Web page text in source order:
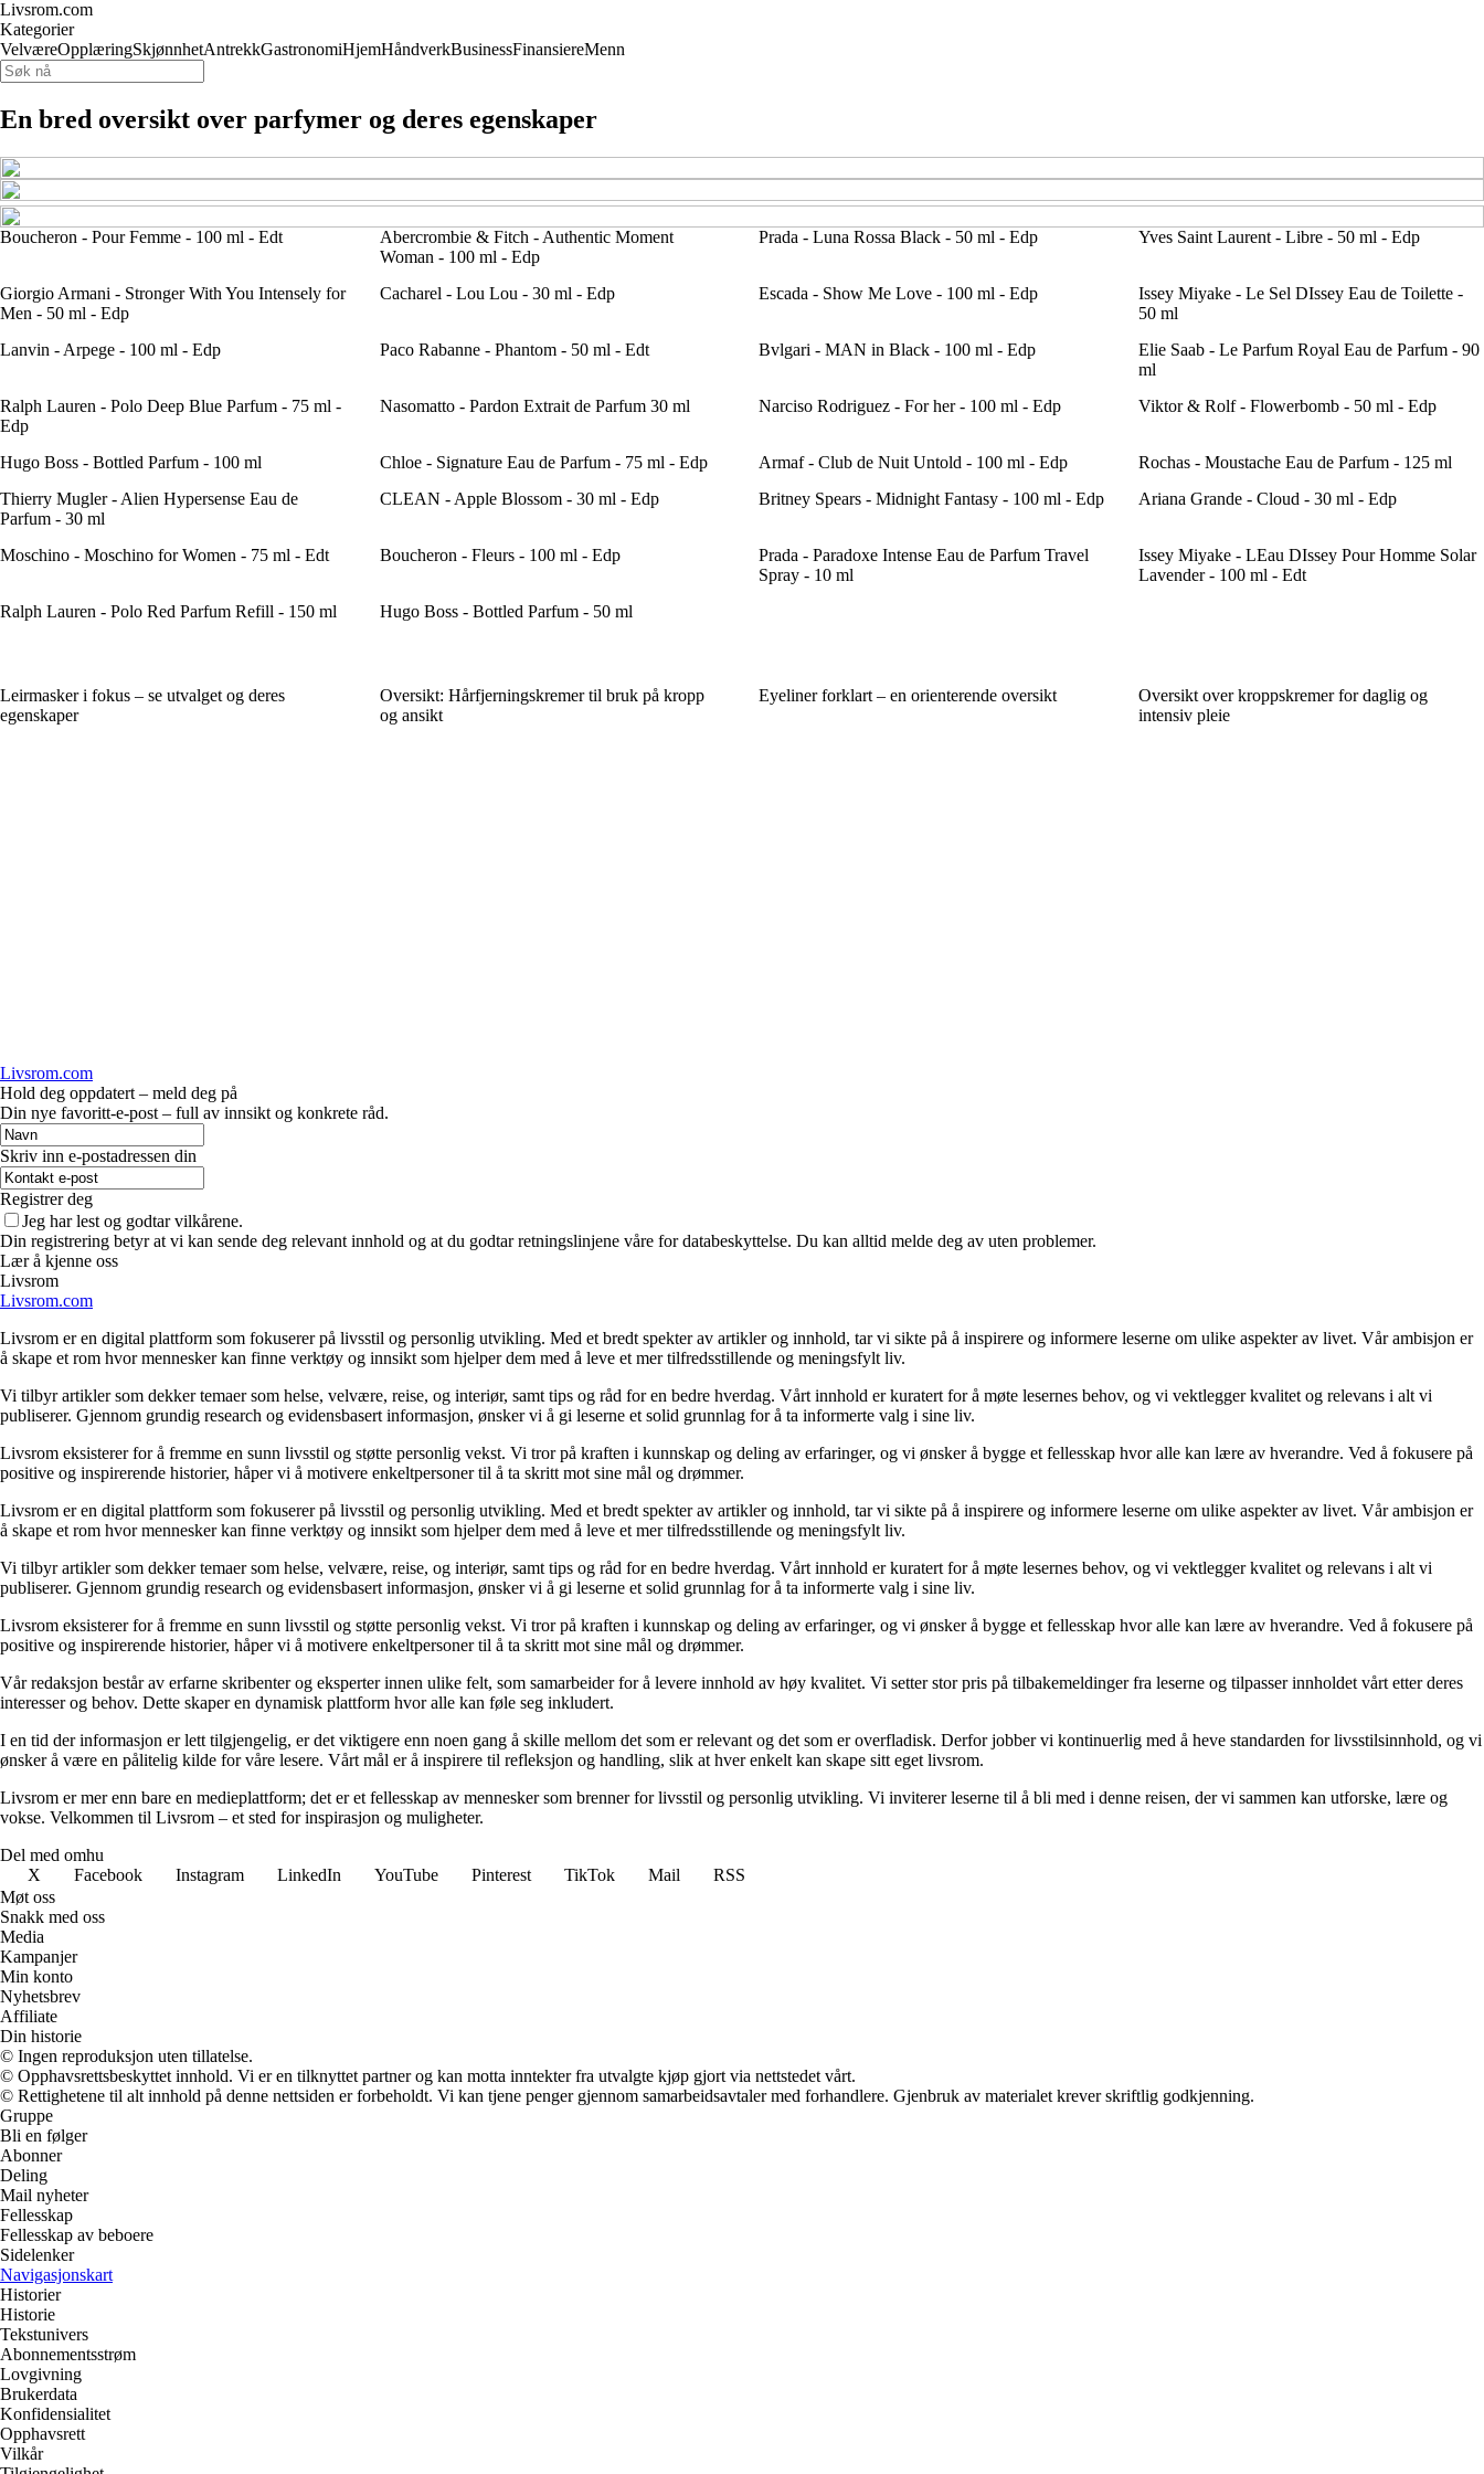
Livsrom.com
Kategorier
VelværeOpplæringSkjønnhetAntrekkGastronomiHjemHåndverkBusinessFinansiereMenn
En bred oversikt over parfymer og deres egenskaper
Boucheron - Pour Femme - 100 ml - Edt
Abercrombie & Fitch - Authentic Moment
Woman - 100 ml - Edp
Prada - Luna Rossa Black - 50 ml - Edp Yves Saint Laurent - Libre - 50 ml - Edp
Giorgio Armani - Stronger With You Intensely for
Men - 50 ml - Edp
Cacharel - Lou Lou - 30 ml - Edp Escada - Show Me Love - 100 ml - Edp
Issey Miyake - Le Sel DIssey Eau de Toilette -
50 ml
Lanvin - Arpege - 100 ml - Edp
Paco Rabanne - Phantom - 50 ml - Edt Bvlgari - MAN in Black - 100 ml - Edp
Elie Saab - Le Parfum Royal Eau de Parfum - 90
ml
Ralph Lauren - Polo Deep Blue Parfum - 75 ml -
Edp
Nasomatto - Pardon Extrait de Parfum 30 ml Narciso Rodriguez - For her - 100 ml - Edp Viktor & Rolf - Flowerbomb - 50 ml - Edp
Hugo Boss - Bottled Parfum - 100 ml Chloe - Signature Eau de Parfum - 75 ml - Edp Armaf - Club de Nuit Untold - 100 ml - Edp
Rochas - Moustache Eau de Parfum - 125 ml
Thierry Mugler - Alien Hypersense Eau de
Parfum - 30 ml
CLEAN - Apple Blossom - 30 ml - Edp Britney Spears - Midnight Fantasy - 100 ml - Edp Ariana Grande - Cloud - 30 ml - Edp
Moschino - Moschino for Women - 75 ml - Edt Boucheron - Fleurs - 100 ml - Edp
Prada - Paradoxe Intense Eau de Parfum Travel
Spray - 10 ml
Issey Miyake - LEau DIssey Pour Homme Solar
Lavender - 100 ml - Edt
Ralph Lauren - Polo Red Parfum Refill - 150 ml
Hugo Boss - Bottled Parfum - 50 ml
Leirmasker i fokus – se utvalget og deres
egenskaper
Oversikt: Hårfjerningskremer til bruk på kropp
og ansikt
Eyeliner forklart – en orienterende oversikt
Oversikt over kroppskremer for daglig og
intensiv pleie
Livsrom.com
Hold deg oppdatert – meld deg på
Din nye favoritt-e-post – full av innsikt og konkrete råd.
Skriv inn e-postadressen din
Registrer deg
Jeg har lest og godtar vilkårene.
Din registrering betyr at vi kan sende deg relevant innhold og at du godtar retningslinjene våre for databeskyttelse. Du kan alltid melde deg av uten problemer.
Lær å kjenne oss
Livsrom
Livsrom.com
Livsrom er en digital plattform som fokuserer på livsstil og personlig utvikling. Med et bredt spekter av artikler og innhold, tar vi sikte på å inspirere og informere leserne om ulike aspekter av livet. Vår ambisjon er
å skape et rom hvor mennesker kan finne verktøy og innsikt som hjelper dem med å leve et mer tilfredsstillende og meningsfylt liv.
Vi tilbyr artikler som dekker temaer som helse, velvære, reise, og interiør, samt tips og råd for en bedre hverdag. Vårt innhold er kuratert for å møte lesernes behov, og vi vektlegger kvalitet og relevans i alt vi
publiserer. Gjennom grundig research og evidensbasert informasjon, ønsker vi å gi leserne et solid grunnlag for å ta informerte valg i sine liv.
Livsrom eksisterer for å fremme en sunn livsstil og støtte personlig vekst. Vi tror på kraften i kunnskap og deling av erfaringer, og vi ønsker å bygge et fellesskap hvor alle kan lære av hverandre. Ved å fokusere på
positive og inspirerende historier, håper vi å motivere enkeltpersoner til å ta skritt mot sine mål og drømmer.
Livsrom er en digital plattform som fokuserer på livsstil og personlig utvikling. Med et bredt spekter av artikler og innhold, tar vi sikte på å inspirere og informere leserne om ulike aspekter av livet. Vår ambisjon er
å skape et rom hvor mennesker kan finne verktøy og innsikt som hjelper dem med å leve et mer tilfredsstillende og meningsfylt liv.
Vi tilbyr artikler som dekker temaer som helse, velvære, reise, og interiør, samt tips og råd for en bedre hverdag. Vårt innhold er kuratert for å møte lesernes behov, og vi vektlegger kvalitet og relevans i alt vi
publiserer. Gjennom grundig research og evidensbasert informasjon, ønsker vi å gi leserne et solid grunnlag for å ta informerte valg i sine liv.
Livsrom eksisterer for å fremme en sunn livsstil og støtte personlig vekst. Vi tror på kraften i kunnskap og deling av erfaringer, og vi ønsker å bygge et fellesskap hvor alle kan lære av hverandre. Ved å fokusere på
positive og inspirerende historier, håper vi å motivere enkeltpersoner til å ta skritt mot sine mål og drømmer.
Vår redaksjon består av erfarne skribenter og eksperter innen ulike felt, som samarbeider for å levere innhold av høy kvalitet. Vi setter stor pris på tilbakemeldinger fra leserne og tilpasser innholdet vårt etter deres
interesser og behov. Dette skaper en dynamisk plattform hvor alle kan føle seg inkludert.
I en tid der informasjon er lett tilgjengelig, er det viktigere enn noen gang å skille mellom det som er relevant og det som er overfladisk. Derfor jobber vi kontinuerlig med å heve standarden for livsstilsinnhold, og vi
ønsker å være en pålitelig kilde for våre lesere. Vårt mål er å inspirere til refleksjon og handling, slik at hver enkelt kan skape sitt eget livsrom.
Livsrom er mer enn bare en medieplattform; det er et fellesskap av mennesker som brenner for livsstil og personlig utvikling. Vi inviterer leserne til å bli med i denne reisen, der vi sammen kan utforske, lære og
vokse. Velkommen til Livsrom – et sted for inspirasjon og muligheter.
Del med omhu
X
Facebook Instagram LinkedIn YouTube Pinterest TikTok Mail
RSS
Møt oss
Snakk med oss
Media
Kampanjer
Min konto
Nyhetsbrev
Affiliate
Din historie
© Ingen reproduksjon uten tillatelse.
© Opphavsrettsbeskyttet innhold. Vi er en tilknyttet partner og kan motta inntekter fra utvalgte kjøp gjort via nettstedet vårt.
© Rettighetene til alt innhold på denne nettsiden er forbeholdt. Vi kan tjene penger gjennom samarbeidsavtaler med forhandlere. Gjenbruk av materialet krever skriftlig godkjenning.
Gruppe
Bli en følger
Abonner
Deling
Mail nyheter
Fellesskap
Fellesskap av beboere
Sidelenker
Navigasjonskart
Historier
Historie
Tekstunivers
Abonnementsstrøm
Lovgivning
Brukerdata
Konfidensialitet
Opphavsrett
Vilkår